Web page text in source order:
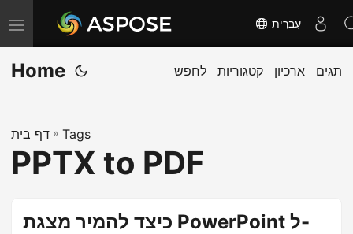
T
o
g
e
n
עִברִית
Home לחפש קטגוריות ארכיון תגים
דף בית » Tags
PPTX to PDF
כיצד להמיר מצגת PowerPoint ל-